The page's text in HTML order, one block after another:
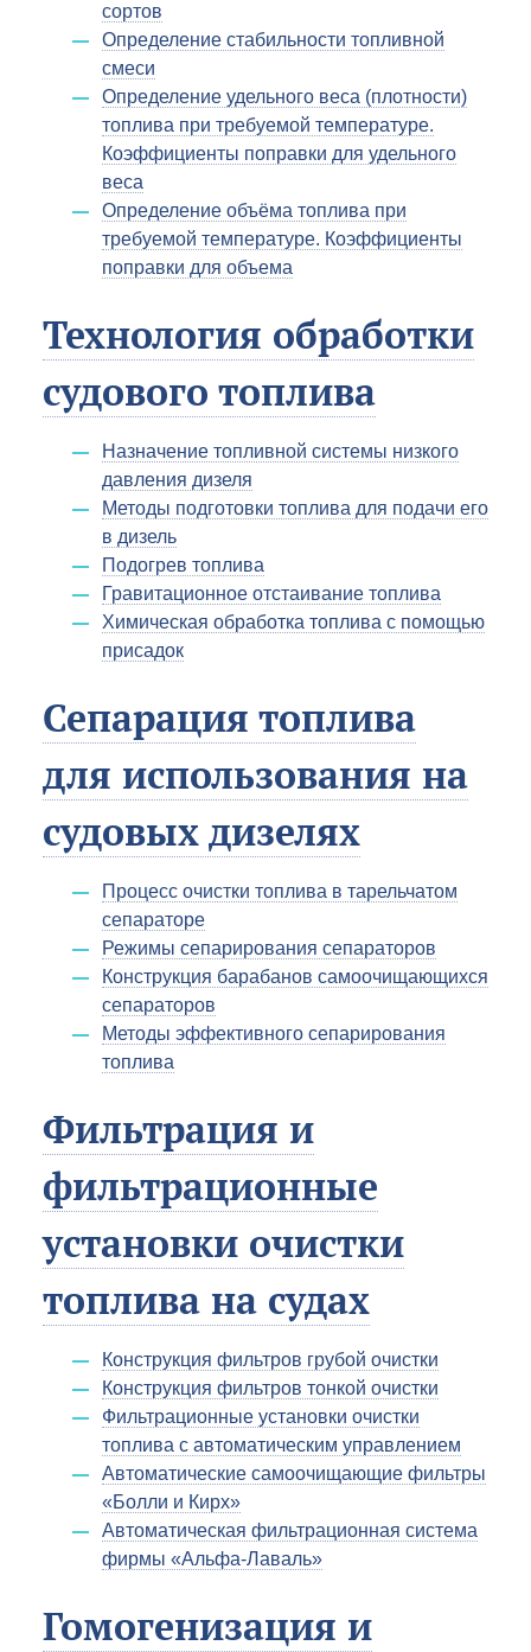
сортов
Определение стабильности топливной
смеси
Определение удельного веса (плотности)
топлива при требуемой температуре.
Коэффициенты поправки для удельного
веса
Определение объёма топлива при
требуемой температуре. Коэффициенты
поправки для объема
Технология обработки
судового топлива
Назначение топливной системы низкого
давления дизеля
Методы подготовки топлива для подачи его
в дизель
Подогрев топлива
Гравитационное отстаивание топлива
Химическая обработка топлива с помощью
присадок
Сепарация топлива
для использования на
судовых дизелях
Процесс очистки топлива в тарельчатом
сепараторе
Режимы сепарирования сепараторов
Конструкция барабанов самоочищающихся
сепараторов
Методы эффективного сепарирования
топлива
Фильтрация и
фильтрационные
установки очистки
топлива на судах
Конструкция фильтров грубой очистки
Конструкция фильтров тонкой очистки
Фильтрационные установки очистки
топлива с автоматическим управлением
Автоматические самоочищающие фильтры
«Болли и Кирх»
Автоматическая фильтрационная система
фирмы «Альфа-Лаваль»
Гомогенизация и